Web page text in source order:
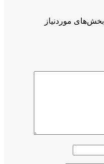
بخش‌های موردنیاز